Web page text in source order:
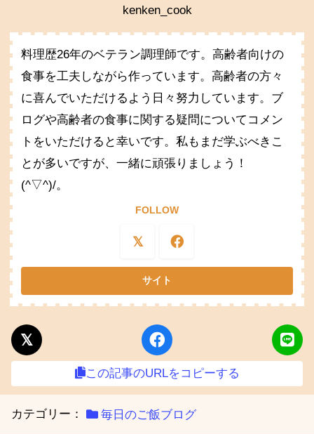
kenken_cook
料理歴26年のベテラン調理師です。高齢者向けの
食事を工夫しながら作っています。高齢者の方々
に喜んでいただけるよう日々努力しています。ブ
ログや高齢者の食事に関する疑問についてコメン
トをいただけると幸いです。私もまだ学ぶべきこ
とが多いですが、一緒に頑張りましょう！
(^▽^)/。
FOLLOW
この記事のURLをコピーする
カテゴリー： 毎日のご飯ブログ